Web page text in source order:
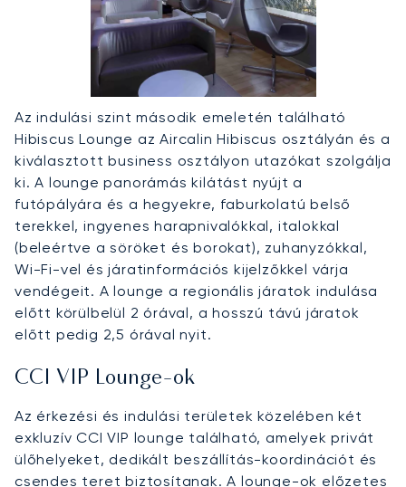
Az indulási szint második emeletén található
Hibiscus Lounge az Aircalin Hibiscus osztályán és a
kiválasztott business osztályon utazókat szolgálja
ki. A lounge panorámás kilátást nyújt a
futópályára és a hegyekre, faburkolatú belső
terekkel, ingyenes harapnivalókkal, italokkal
(beleértve a söröket és borokat), zuhanyzókkal,
Wi-Fi-vel és járatinformációs kijelzőkkel várja
vendégeit. A lounge a regionális járatok indulása
előtt körülbelül 2 órával, a hosszú távú járatok
előtt pedig 2,5 órával nyit.
CCI VIP Lounge-ok
Az érkezési és indulási területek közelében két
exkluzív CCI VIP lounge található, amelyek privát
ülőhelyeket, dedikált beszállítás-koordinációt és
csendes teret biztosítanak. A lounge-ok előzetes